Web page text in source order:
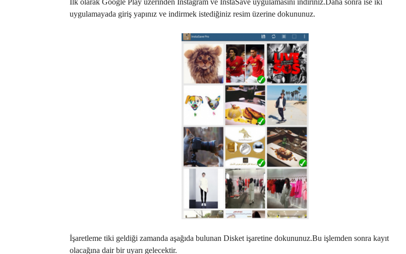
İlk olarak Google Play üzerinden Instagram ve InstaSave uygulamasını indiriniz.Daha sonra ise iki
uygulamayada giriş yapınız ve indirmek istediğiniz resim üzerine dokununuz.
İşaretleme tiki geldiği zamanda aşağıda bulunan Disket işaretine dokununuz.Bu işlemden sonra kayıt
olacağına dair bir uyarı gelecektir.